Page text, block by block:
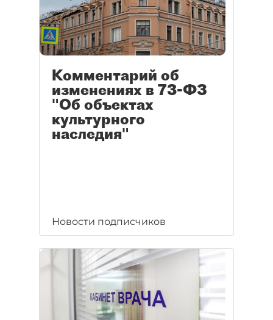
Комментарий об
изменениях в 73-ФЗ
"Об объектах
культурного
наследия"
Новости подписчиков